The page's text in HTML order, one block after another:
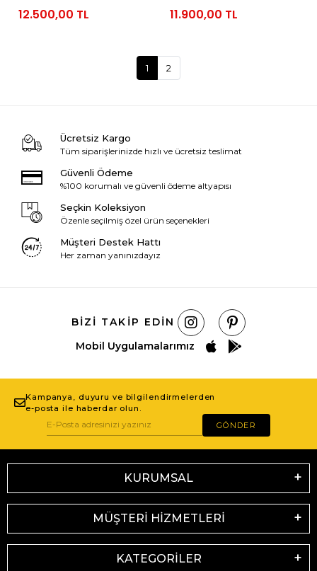
12.500,00 TL 11.900,00 TL
1 2
Ücretsiz Kargo
Tüm siparişlerinizde hızlı ve ücretsiz teslimat
Güvenli Ödeme
%100 korumalı ve güvenli ödeme altyapısı
Seçkin Koleksiyon
Özenle seçilmiş özel ürün seçenekleri
Müşteri Destek Hattı
Her zaman yanınızdayız
BIZI TAKIP EDIN
Mobil Uygulamalarımız
Kampanya, duyuru ve bilgilendirmelerden
e-posta ile haberdar olun.
GÖNDER
KURUMSAL
MÜŞTERİ HİZMETLERİ
KATEGORİLER